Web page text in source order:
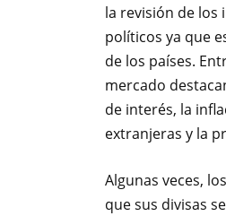
la revisión de los
políticos ya que
de los países.
mercado
de interés, la
extranjeras y la
Algunas veces,
que sus divisas